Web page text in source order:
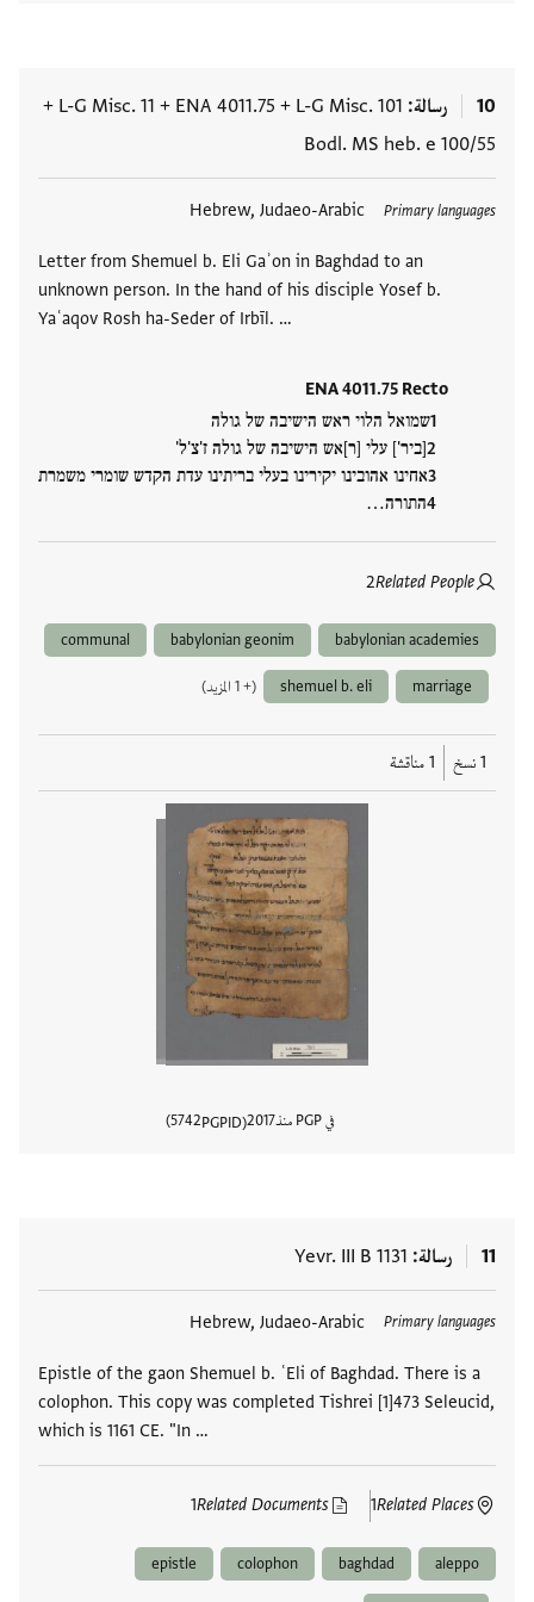
10 رسالة L-G Misc. 101
+
ENA 4011.75
+
L-G Misc. 11
+
Bodl. MS heb. e 100/55
Primary languages
Hebrew, Judaeo-Arabic
Letter from Shemuel b. Eli Gaʾon in Baghdad to an
unknown person. In the hand of his disciple Yosef b.
Yaʿaqov Rosh ha-Seder of Irbīl. …
ENA 4011.75 Recto
שמואל הלוי ראש הישיבה של גולה
[ביר'] עלי [ר]אש הישיבה של גולה ז'צ'ל'
אחינו אהובינו יקירינו בעלי בריתינו עדת הקדש שומרי משמרת
התורה…
Related People
2
العلامات
babylonian academies
babylonian geonim
communal
marriage
shemuel b. eli (+ 1 المزيد)
1 نسخ 1 مناقشة
في PGP منذ 2017
PGPID
5742
11 رسالة Yevr. III B 1131
Primary languages
Hebrew, Judaeo-Arabic
Epistle of the gaon Shemuel b. ʿEli of Baghdad. There is a
colophon. This copy was completed Tishrei [1]473 Seleucid,
which is 1161 CE. "In …
Related Places
1
Related Documents
1
العلامات
aleppo
baghdad
colophon
epistle